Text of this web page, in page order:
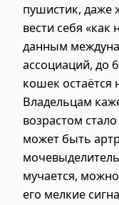
пушистик, даже
вести себя
данным
ассоциаций, до
кошек остаётся
Владельцам
возрастом
может быть
мучается,
его мелкие